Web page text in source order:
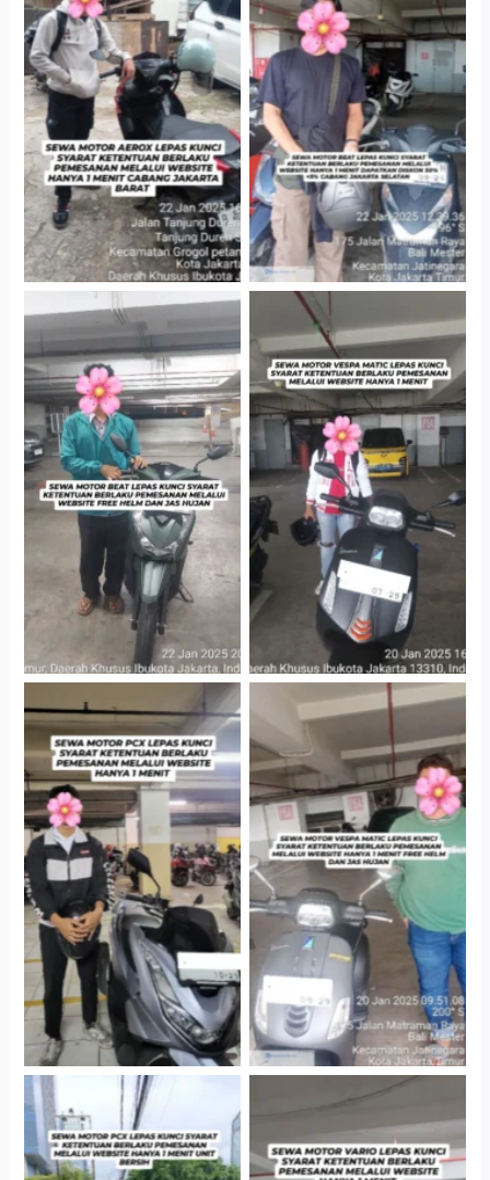
Cabang Jakarta Barat
Cityplaza Jatinegara
Gedung Parkir P6A
Cityplaza Jatinegara
Gedung Parkir P6A
Cityplaza Jatinegara
Gedung Parkir P6A
Hotel Kartika Chandra,
Jakarta Selatan
Cityplaza Jatinegara
Gedung Parkir P6A